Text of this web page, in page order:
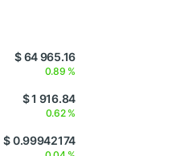
$ 64 965.16
0.89 %
$ 1 916.84
0.62 %
$ 0.99942174